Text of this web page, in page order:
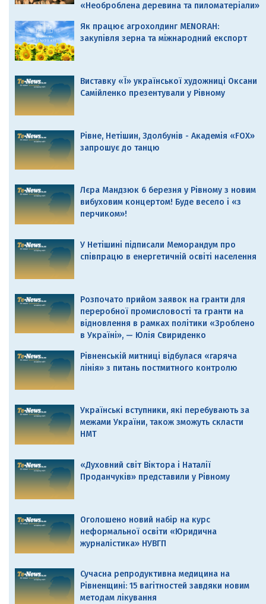
«Необроблена деревина та пиломатеріали»
Як працює агрохолдинг MENORAH:
закупівля зерна та міжнародний експорт
Виставку «Ї» української художниці Оксани
Самійленко презентували у Рівному
Рівне, Нетішин, Здолбунів - Академія «FOX»
запрошує до танцю
Лєра Мандзюк 6 березня у Рівному з новим
вибуховим концертом! Буде весело і «з
перчиком»!
У Нетішині підписали Меморандум про
співпрацю в енергетичній освіті населення
Розпочато прийом заявок на гранти для
переробної промисловості та гранти на
відновлення в рамках політики «Зроблено
в Україні», — Юлія Свириденко
Рівненській митниці відбулася «гаряча
лінія» з питань постмитного контролю
Українські вступники, які перебувають за
межами України, також зможуть скласти
НМТ
«Духовний світ Віктора і Наталії
Проданчуків» представили у Рівному
Оголошено новий набір на курс
неформальної освіти «Юридична
журналістика» НУВГП
Сучасна репродуктивна медицина на
Рівненщині: 15 вагітностей завдяки новим
методам лікування